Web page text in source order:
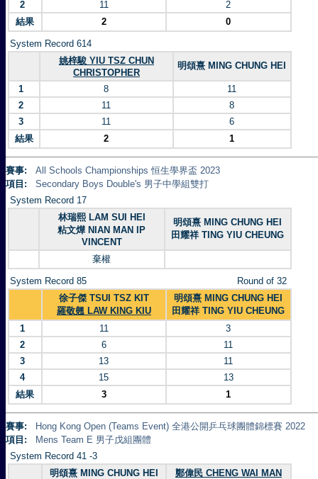
2 11
2
結果
2 0
System Record 614
姚梓駿 YIU TSZ CHUN
CHRISTOPHER
明頌熹 MING CHUNG HEI
1 8
11
2
11
8
3
11
6
結果
2 1
賽事:
All Schools Championships 恒生學界盃 2023
項目:
Secondary Boys Double's 男子中學組雙打
System Record 17
林瑞熙 LAM SUI HEI
粘文燁 NIAN MAN IP
VINCENT
明頌熹 MING CHUNG HEI
田耀祥 TING YIU CHEUNG
棄權
System Record 85
Round of 32
徐子傑 TSUI TSZ KIT
羅敬翹 LAW KING KIU
明頌熹 MING CHUNG HEI
田耀祥 TING YIU CHEUNG
1
11
3
2
6
11
3
13
11
4
15
13
結果
3 1
賽事:
Hong Kong Open (Teams Event) 全港公開乒乓球團體錦標賽 2022
項目:
Mens Team E 男子戊組團體
System Record 41 -3
明頌熹 MING CHUNG HEI
鄭偉民 CHENG WAI MAN